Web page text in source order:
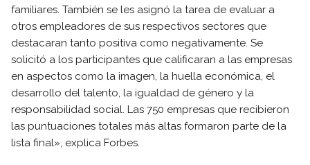
familiares. También se les asignó la tarea de evaluar a
otros empleadores de sus respectivos sectores que
destacaran tanto positiva como negativamente. Se
solicitó a los participantes que calificaran a las empresas
en aspectos como la imagen, la huella económica, el
desarrollo del talento, la igualdad de género y la
responsabilidad social. Las 750 empresas que recibieron
las puntuaciones totales más altas formaron parte de la
lista final», explica Forbes.